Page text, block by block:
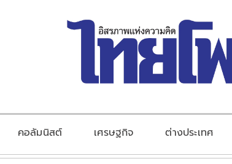
คอลัมนิสต์ เศรษฐกิจ ต่างประเทศ